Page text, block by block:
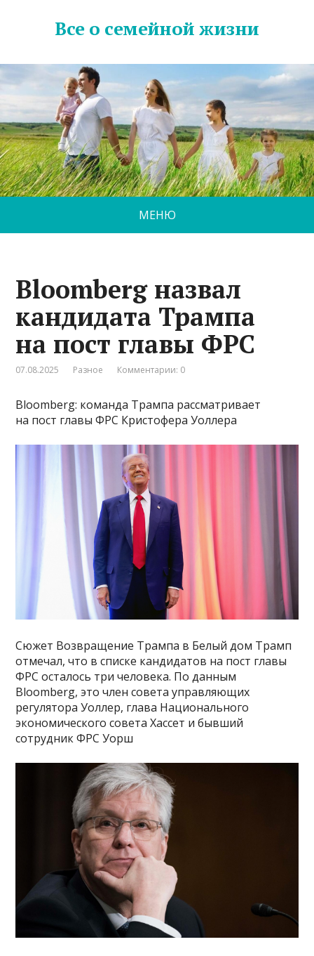
Все о семейной жизни
МЕНЮ
Bloomberg назвал
кандидата Трампа
на пост главы ФРС
07.08.2025 Разное Комментарии: 0
Bloomberg: команда Трампа рассматривает
на пост главы ФРС Кристофера Уоллера
Сюжет Возвращение Трампа в Белый дом Трамп
отмечал, что в списке кандидатов на пост главы
ФРС осталось три человека. По данным
Bloomberg, это член совета управляющих
регулятора Уоллер, глава Национального
экономического совета Хассет и бывший
сотрудник ФРС Уорш